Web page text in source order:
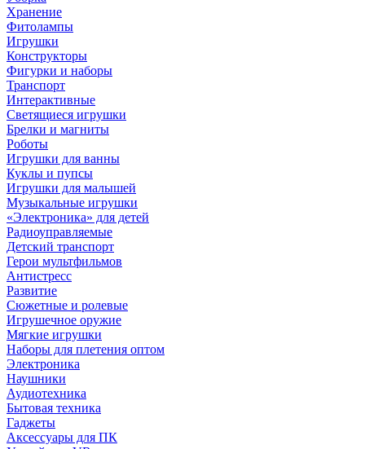
Хранение
Фитолампы
Игрушки
Конструкторы
Фигурки и наборы
Транспорт
Интерактивные
Светящиеся игрушки
Брелки и магниты
Роботы
Игрушки для ванны
Куклы и пупсы
Игрушки для малышей
Музыкальные игрушки
«Электроника» для детей
Радиоуправляемые
Детский транспорт
Герои мультфильмов
Антистресс
Развитие
Сюжетные и ролевые
Игрушечное оружие
Мягкие игрушки
Наборы для плетения оптом
Электроника
Наушники
Аудиотехника
Бытовая техника
Гаджеты
Аксессуары для ПК